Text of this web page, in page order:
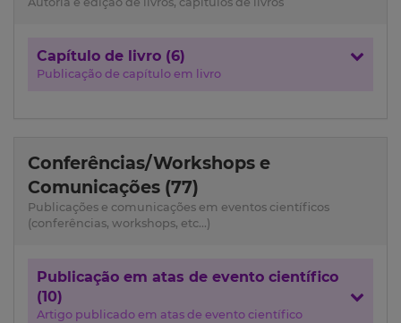
Capítulo de livro (6)
Publicação de capítulo em livro
Conferências/Workshops e
Comunicações (77)
Publicações e comunicações em eventos científicos
(conferências, workshops, etc...)
Publicação em atas de evento científico
(10)
Artigo publicado em atas de evento científico